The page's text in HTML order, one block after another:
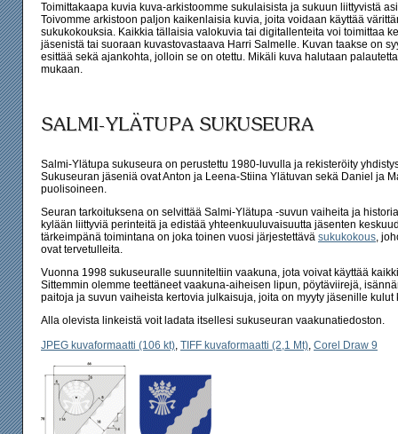
Toimittakaapa kuvia kuva-arkistoomme sukulaisista ja sukuun liittyvistä
Toivomme arkistoon paljon kaikenlaisia kuvia, joita voidaan käyttää
sukukokouksia. Kaikkia tällaisia valokuvia tai digitallenteita voi toimittaa
jäsenistä tai suoraan kuvastovastaava Harri Salmelle. Kuvan taakse on
esittää sekä ajankohta, jolloin se on otettu. Mikäli kuva halutaan
mukaan.
Salmi-Ylätupa sukuseura on perustettu 1980-luvulla ja rekisteröity
Sukuseuran jäseniä ovat Anton ja Leena-Stiina Ylätuvan sekä Daniel ja
puolisoineen.
Seuran tarkoituksena on selvittää Salmi-Ylätupa -suvun vaiheita ja
kylään liittyviä perinteitä ja edistää yhteenkuuluvaisuutta jäsenten
tärkeimpänä toimintana on joka toinen vuosi järjestettävä sukukokous,
ovat tervetulleita.
Vuonna 1998 sukuseuralle suunniteltiin vaakuna, jota voivat käyttää
Sittemmin olemme teettäneet vaakuna-aiheisen lipun, pöytäviirejä,
paitoja ja suvun vaiheista kertovia julkaisuja, joita on myyty jäsenille
Alla olevista linkeistä voit ladata itsellesi sukuseuran vaakunatiedoston.
JPEG kuvaformaatti (106 kt), TIFF kuvaformaatti (2,1 Mt), Corel Draw 9